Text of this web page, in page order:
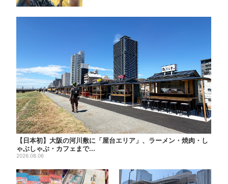
【日本初】大阪の河川敷に「屋台エリア」、ラーメン・焼肉・し
ゃぶしゃぶ・カフェまで...
2026.08.06